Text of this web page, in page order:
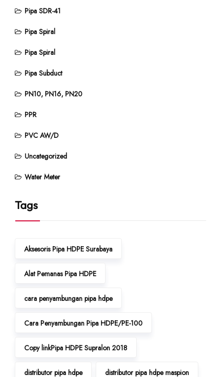
Pipa SDR-41
Pipa Spiral
Pipa Spiral
Pipa Subduct
PN10, PN16, PN20
PPR
PVC AW/D
Uncategorized
Water Meter
Tags
Aksesoris Pipa HDPE Surabaya
Alat Pemanas Pipa HDPE
cara penyambungan pipa hdpe
Cara Penyambungan Pipa HDPE/PE-100
Copy linkPipa HDPE Supralon 2018
distributor pipa hdpe distributor pipa hdpe maspion